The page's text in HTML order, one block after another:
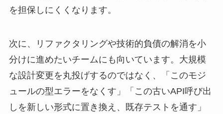
を担保しにくくなります。
次に、リファクタリングや技術的負債の解消を小
分けに進めたいチームにも向いています。大規模
な設計変更を丸投げするのではなく、「このモジ
ュールの型エラーをなくす」「この古いAPI呼び出
しを新しい形式に置き換え、既存テストを通す」